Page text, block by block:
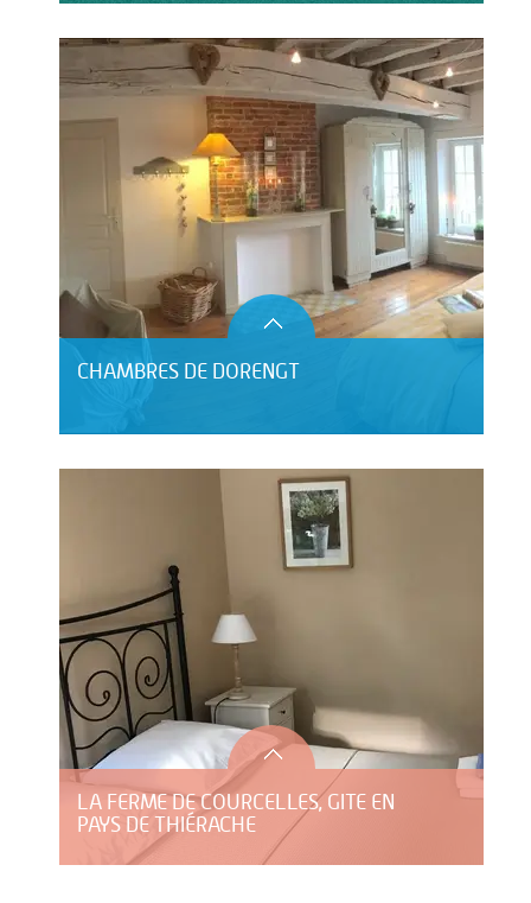
CHAMBRES DE DORENGT
LA FERME DE COURCELLES, GITE EN
PAYS DE THIÉRACHE